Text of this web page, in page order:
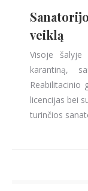
veiklą
Visoje
karantiną,
Reabilitacinio
licencijas bei
turinčios